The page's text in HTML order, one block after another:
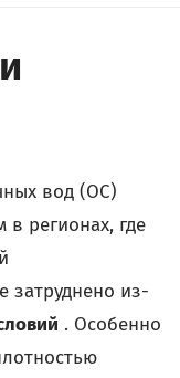
вод (ОС)
регионах, где
затруднено из-
. Особенно